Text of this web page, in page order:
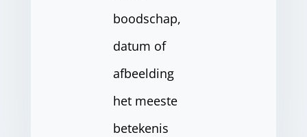
boodschap,
datum of
afbeelding
het meeste
betekenis